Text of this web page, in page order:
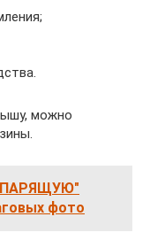
можно
фото